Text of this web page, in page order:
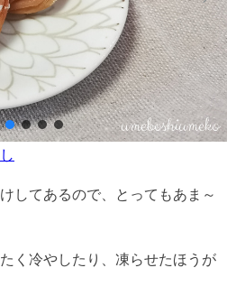
してあるので、とってもあま～
く冷やしたり、凍らせたほうが